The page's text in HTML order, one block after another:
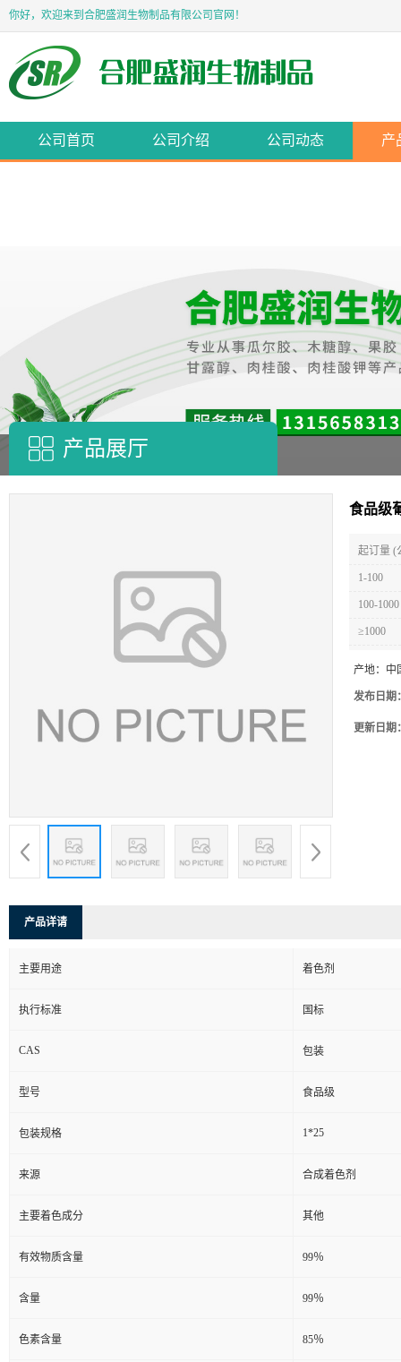
你好，欢迎来到合肥盛润生物制品有限公司官网！
公司首页 公司介绍 公司动态 产
产品展厅
食品级
起订量 (
1-100
100-1000
≥1000
产地： 中
发布日期
更新日期
产品详请
主要用途 着色剂
执行标准 国标
CAS 包装
型号 食品级
包装规格 1*25
来源 合成着色剂
主要着色成分 其他
有效物质含量 99％
含量 99％
色素含量 85％